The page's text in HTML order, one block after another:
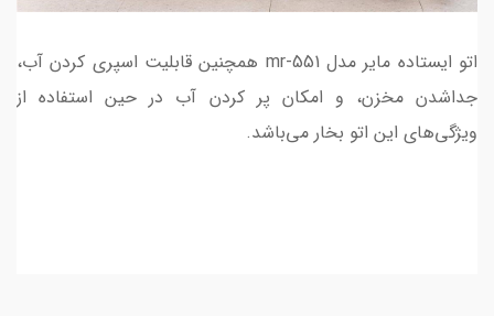
اتو ایستاده مایر مدل mr-551 همچنین قابلیت اسپری کردن آب،
جداشدن مخزن، و امکان پر کردن آب در حین استفاده از
ویژگی‌های این اتو بخار می‌باشد.